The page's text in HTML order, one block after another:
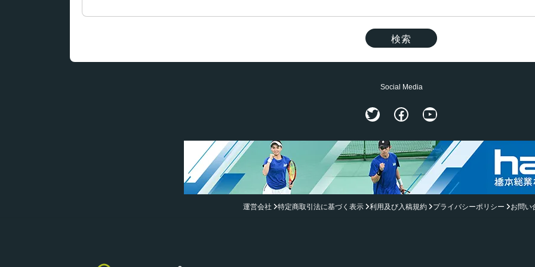
Social Media
TwitterFacebook
YouTube
運営会社 特定商取引法に基づく表示 利用及び入稿規約 プライバシーポリシー お問い